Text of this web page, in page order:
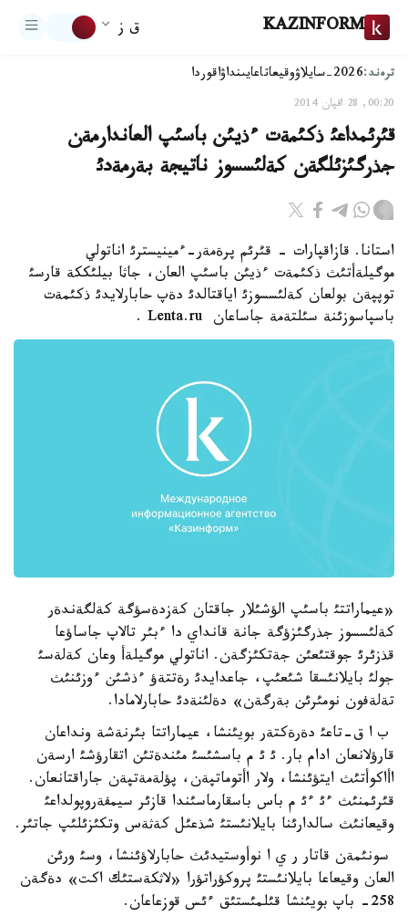
KAZINFORM ق ز
ترەند:2026-سايلاۋ وقيعاتاعايىنداۋاقوردا
00:20, 28 اقپان 2014
قئرئمداعئ ذكئمةت ءذيئن باسئپ العاندارمةن
جذرگئزئلگةن كةلئسسوز ناتيجة بةرمةدئ
استانا. قازاقپارات - قئرئم پرةمةر-ءمينيسترئ اناتولي
موگيلةأتئث ذكئمةت ءذيئن باسئپ العان، جاثا بيلئككة قارسئ
توپپةن بولعان كةلئسسوزئ اياقتالدئ دةپ حابارلايدئ ذكئمةت
باسپاسوزئنة سئلتةمة جاساعان Lenta.ru .
«عيماراتتئ باسئپ الؤشئلار جاقتان كةزدةسؤگة كةلگةندةر
كةلئسسوز جذرگئزؤگة جانة قانداي دا ءبئر تالاپ جاساؤعا
قذزئرئ جوقتئعئن جةتكئزگةن. اناتولي موگيلةأ وعان كةلةسئ
جولئ بايلانئسقا شئعئپ، جاعدايدئ رةتتةؤ ءذشئن ءوزئنئث
تةلةفون نومئرئن بةرگةن» دةلئنةدئ حابارلامادا.
ب ا ق-تاعئ دةرةكتةر بويئنشا، عيماراتتا بئرنةشة ونداعان
قارؤلانعان ادام بار. ئ ئ م باسشئسئ مئندةتئن اتقارؤشئ ارسةن
اأاكوأتئث ايتؤئنشا، ولار اأتوماتپةن، پؤلةمةتپةن جاراقتانعان.
قئرئمنئث ءئ ءئ م باس باسقارماسئندا قازئر سيمفةروپولداعئ
وقيعانئث سالدارئنا بايلانئستئ شذعئل كةثةس وتكئزئلئپ جاتئر.
سونئمةن قاتار ر ي ا نوأوستيدئث حابارلاؤئنشا، وسئ ورئن
العان وقيعاعا بايلانئستئ پروكؤراتؤرا «لاثكةستئك اكت» دةگةن
258- باپ بويئنشا قئلمئستئق ءئس قوزعاعان.